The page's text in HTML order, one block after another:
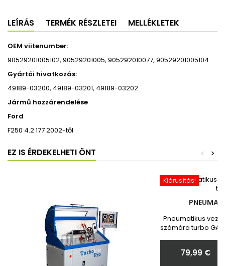
LEÍRÁS TERMÉK RÉSZLETEI MELLÉKLETEK
OEM viitenumber:
90529201005102, 90529201005, 905292010077, 90529201005104
Gyártói hivatkozás:
49189-03200, 49189-03201, 49189-03202
Jármű hozzárendelése
Ford
F250 4.2 177 2002-től
EZ IS ÉRDEKELHETI ÖNT >
<
Kiárusítás!
Pneumatikus
számára turbo
nekünk a
Ár
79,99 €